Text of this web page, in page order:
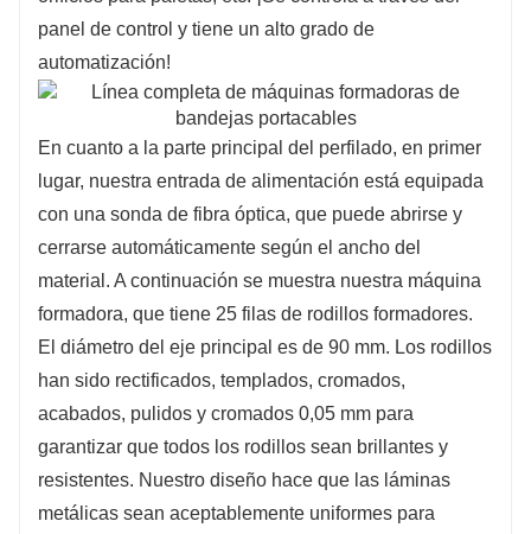
panel de control y tiene un alto grado de
automatización!
En cuanto a la parte principal del perfilado, en primer
lugar, nuestra entrada de alimentación está equipada
con una sonda de fibra óptica, que puede abrirse y
cerrarse automáticamente según el ancho del
material. A continuación se muestra nuestra máquina
formadora, que tiene 25 filas de rodillos formadores.
El diámetro del eje principal es de 90 mm. Los rodillos
han sido rectificados, templados, cromados,
acabados, pulidos y cromados 0,05 mm para
garantizar que todos los rodillos sean brillantes y
resistentes. Nuestro diseño hace que las láminas
metálicas sean aceptablemente uniformes para